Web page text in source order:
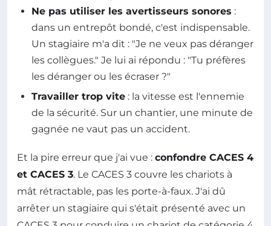
Ne pas utiliser les avertisseurs sonores :
dans un entrepôt bondé, c'est indispensable.
Un stagiaire m'a dit : "Je ne veux pas déranger
les collègues." Je lui ai répondu : "Tu préfères
les déranger ou les écraser ?"
Travailler trop vite : la vitesse est l'ennemie
de la sécurité. Sur un chantier, une minute de
gagnée ne vaut pas un accident.
Et la pire erreur que j'ai vue : confondre CACES 4
et CACES 3. Le CACES 3 couvre les chariots à
mât rétractable, pas les porte-à-faux. J'ai dû
arrêter un stagiaire qui s'était présenté avec un